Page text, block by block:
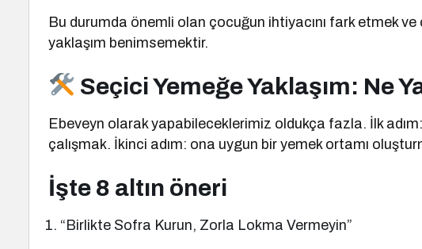
Bu durumda önemli olan çocuğun ihtiyacını fark etmek
yaklaşım benimsemektir.
Seçici Yemeğe Yaklaşım: Ne
Ebeveyn olarak yapabileceklerimiz oldukça fazla. İlk
çalışmak. İkinci adım: ona uygun bir yemek ortamı
İşte 8 altın öneri
“Birlikte Sofra Kurun, Zorla Lokma Vermeyin”